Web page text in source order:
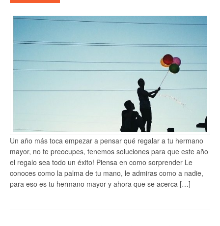
Un año más toca empezar a pensar qué regalar a tu hermano
mayor, no te preocupes, tenemos soluciones para que este año
el regalo sea todo un éxito! Piensa en como sorprender Le
conoces como la palma de tu mano, le admiras como a nadie,
para eso es tu hermano mayor y ahora que se acerca […]